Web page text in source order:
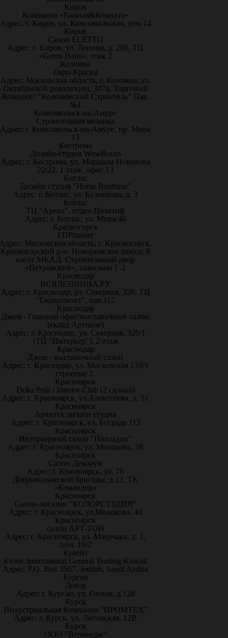
Киров
Компания «Ванная&Комната»
Адрес: г. Киров, ул. Комсомольская, дом 14
Киров
Салон ELETTO
Адрес: г. Киров, ул. Ленина, д. 205, ТЦ
«Green Haus», этаж 2
Коломна
Евро-Краски
Адрес: Московская область, г. Коломна, ул.
Октябрьской революции, 387а, Торговый
Комплекс "Коломенский Строитель" Пав.
№1
Комсомольск-на-Амуре
Строительная мозаика
Адрес: г. Комсомольск-на-Амуре, пр. Мира
13
Кострома
Дизайн-студия WowRoom
Адрес: г. Кострома, ул. Маршала Новикова
22/22, 1 этаж, офис 13
Котлас
Дизайн студия "Home Boutique"
Адрес: г. Котлас, ул. Кузнецова, д. 3
Котлас
ТЦ "Арена", отдел Позитиф
Адрес: г. Котлас, ул. Мира 46
Красногорск
FDPmaster
Московская область, г. Красногорск,
Красногорский р-н, Новорижское шоссе, 9
км от МКАД. Строительный двор
«Петровский», павильон Г-2
Краснодар
ВСЯЛЕПНИНА.РУ
Адрес: г. Краснодар, ул. Северная, 320, ТЦ
"Евроремонт", пав.112
Краснодар
Джем - Главный офис/выставочный салон
(склад Артполе)
Адрес: г. Краснодар, ул. Северная, 320/1
(ТЦ "Интерьер"), 2 этаж
Краснодар
Джем - выставочный салон
Адрес: г. Краснодар, ул. Московская 133/1
строение 2.
Красноярск
Doka Pola / Interior-Club (2 салона)
Адрес: г. Красноярск, ул.Алекссеева, д. 51
Красноярск
Архитек дизайн студия
Адрес: г. Красноярск, ул. Бограда 113
Красноярск
Интерьерный салон "Палладио"
Адрес: г. Красноярск, ул. Молокова, 28
Красноярск
Салон Декорум
Адрес: г. Красноярск, ул. 78
Добровольческой бригады, д.12, ТК
«Командор»
Красноярск
Салон-магазин "КОЛОРСТУДИЯ"
Адрес: г. Красноярск, ул.Молокова, 40
Красноярск
салон АРТ-ТОН
Адрес: г. Красноярск, ул. Маерчака, д. 1,
пом. 19/2
Кувейт
Exotic International General Trading Kuwait
Адрес: P.O. Box 3507, Jeddah, Saudi Arabia
Курган
Декор
Адрес: г. Курган, ул. Гоголя, д.128
Курск
Индустриальная Компания "ПРОМТЕХ"
Адрес: г. Курск, ул. Литовская, 12В
Курск
ООО "Вернисаж"